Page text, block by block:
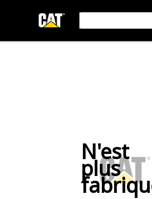
N'est
plus